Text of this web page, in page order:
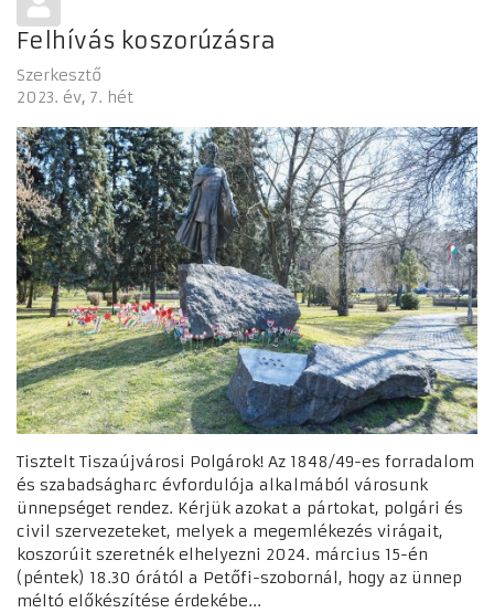
Felhívás koszorúzásra
Szerkesztő
2023. év 7. hét
Tisztelt Tiszaújvárosi Polgárok! Az 1848/49-es forradalom
és szabadságharc évfordulója alkalmából városunk
ünnepséget rendez. Kérjük azokat a pártokat, polgári és
civil szervezeteket, melyek a megemlékezés virágait,
koszorúit szeretnék elhelyezni 2024. március 15-én
(péntek) 18.30 órától a Petőfi-szobornál, hogy az ünnep
méltó előkészítése érdekébe...